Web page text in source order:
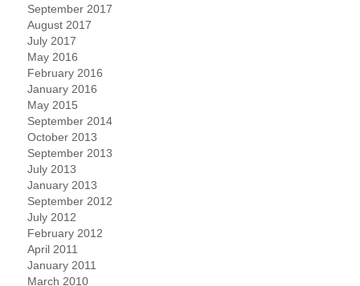
September 2017
August 2017
July 2017
May 2016
February 2016
January 2016
May 2015
September 2014
October 2013
September 2013
July 2013
January 2013
September 2012
July 2012
February 2012
April 2011
January 2011
March 2010